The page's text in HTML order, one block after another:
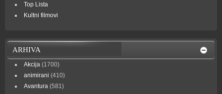
Top Lista
Kultni filmovi
ARHIVA
Akcija (1700)
animirani (410)
Avantura (581)